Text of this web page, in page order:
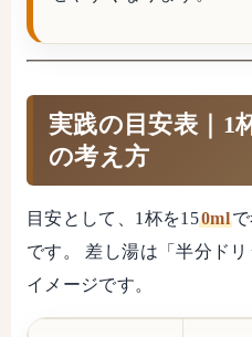
実践の目安表｜1
の考え方
目安として、1杯を150ml
です。 差し湯は「半分ドリ
イメージです。